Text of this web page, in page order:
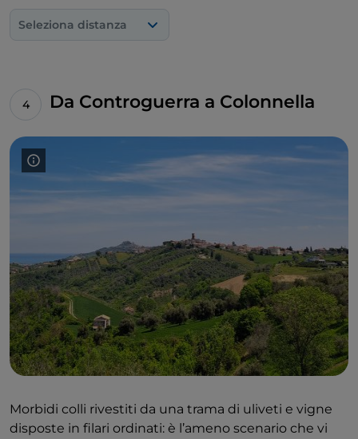
Seleziona distanza
Da Controguerra a Colonnella
Morbidi colli rivestiti da una trama di uliveti e vigne
disposte in filari ordinati: è l’ameno scenario che vi